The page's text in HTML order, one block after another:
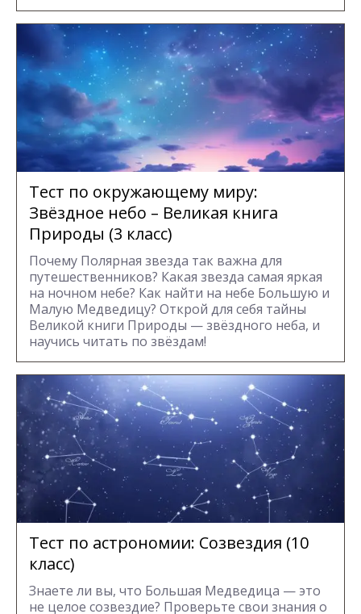
Тест по окружающему миру:
Звёздное небо – Великая книга
Природы (3 класс)
Почему Полярная звезда так важна для
путешественников? Какая звезда самая яркая
на ночном небе? Как найти на небе Большую и
Малую Медведицу? Открой для себя тайны
Великой книги Природы — звёздного неба, и
научись читать по звёздам!
Тест по астрономии: Созвездия (10
класс)
Знаете ли вы, что Большая Медведица — это
не целое созвездие? Проверьте свои знания о